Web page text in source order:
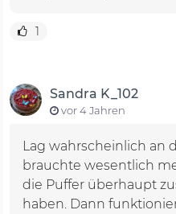
1
Sandra K_102
vor 4 Jahren
Lag wahrscheinlich an
brauchte wesentlich
die Puffer überhaupt
haben. Dann